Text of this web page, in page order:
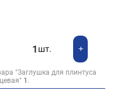
+
шт.
"Заглушка для плинтуса
1 .